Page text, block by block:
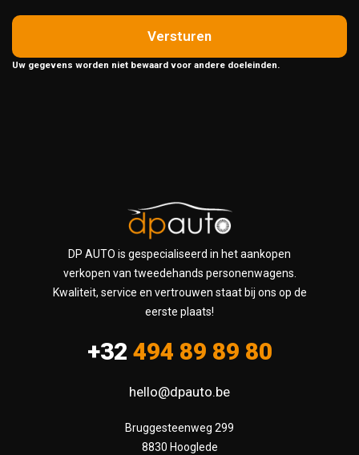
Versturen
Uw gegevens worden niet bewaard voor andere doeleinden.
DP AUTO is gespecialiseerd in het aankopen
verkopen van tweedehands personenwagens.
Kwaliteit, service en vertrouwen staat bij ons op de
eerste plaats!
+32 494 89 89 80
hello@dpauto.be
Bruggesteenweg 299
8830 Hooglede